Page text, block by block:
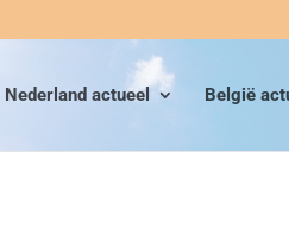
Nederland actueel België